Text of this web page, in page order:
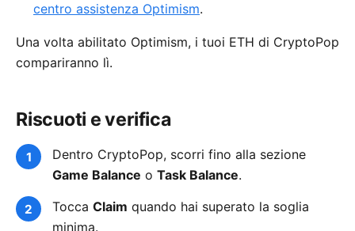
centro assistenza Optimism.
Una volta abilitato Optimism, i tuoi ETH di CryptoPop
compariranno lì.
Riscuoti e verifica
Dentro CryptoPop, scorri fino alla sezione
Game Balance o Task Balance.
Tocca Claim quando hai superato la soglia
minima.